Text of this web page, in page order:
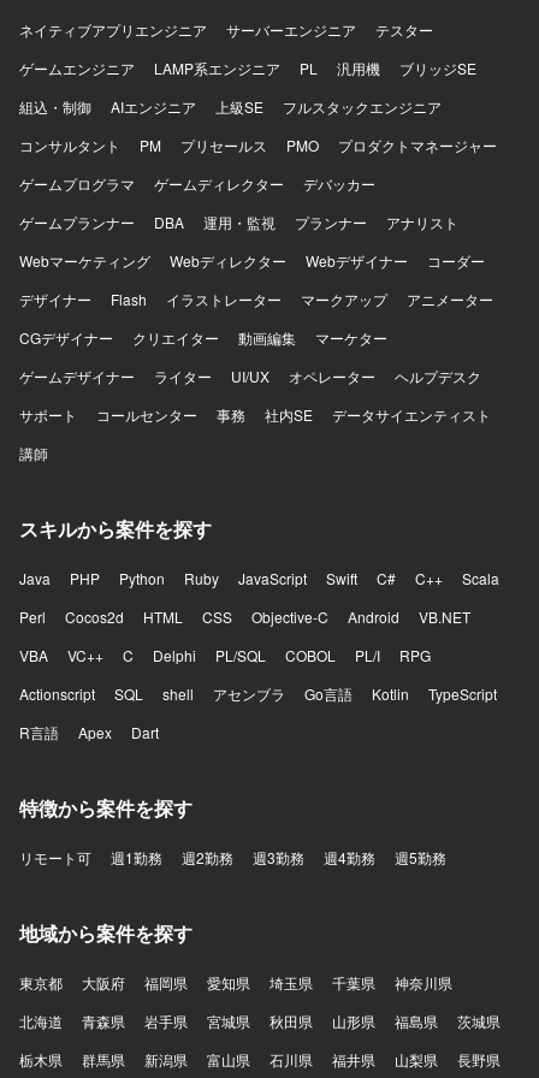
ネイティブアプリエンジニア
サーバーエンジニア
テスター
ゲームエンジニア
LAMP系エンジニア PL 汎用機
ブリッジSE
組込・制御
AIエンジニア 上級SE
フルスタックエンジニア
コンサルタント
PM プリセールス PMO
プロダクトマネージャー
ゲームプログラマ
ゲームディレクター
デバッカー
ゲームプランナー
DBA 運用・監視 プランナー
アナリスト
Webマーケティング
Webディレクター Webデザイナー
コーダー
デザイナー
Flash イラストレーター マークアップ
アニメーター
CGデザイナー
クリエイター 動画編集
マーケター
ゲームデザイナー
ライター UI/UX オペレーター
ヘルプデスク
サポート
コールセンター 事務 社内SE
データサイエンティスト
講師
スキルから案件を探す
Java PHP Python Ruby JavaScript Swift C# C++
Scala
Perl
Cocos2d HTML CSS Objective-C Android
VB.NET
VBA
VC++ C Delphi PL/SQL COBOL PL/I
RPG
Actionscript
SQL shell アセンブラ Go言語 Kotlin
TypeScript
R言語
Apex Dart
特徴から案件を探す
リモート可 週1勤務 週2勤務 週3勤務 週4勤務 週5勤務
地域から案件を探す
東京都 大阪府 福岡県 愛知県 埼玉県 千葉県
神奈川県
北海道
青森県 岩手県 宮城県 秋田県 山形県 福島県
茨城県
栃木県
群馬県 新潟県 富山県 石川県 福井県 山梨県 長野県